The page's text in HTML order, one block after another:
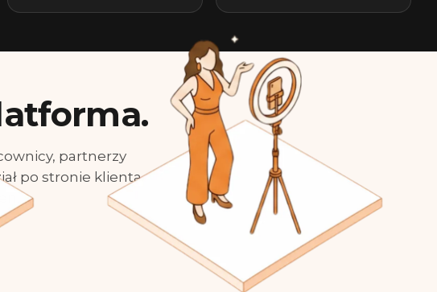
partnerzy
po stronie klienta